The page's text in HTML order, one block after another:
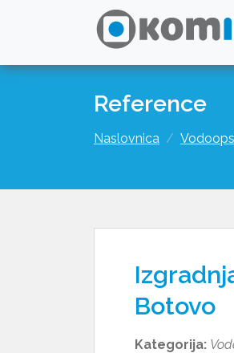
Reference
Naslovnica
Botovo
Kategorija: